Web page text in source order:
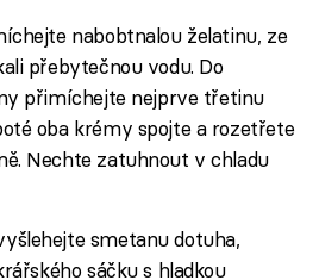
nabobtnalou želatinu, ze
přebytečnou vodu. Do
přimíchejte nejprve třetinu
oba krémy spojte a rozetřete
Nechte zatuhnout v chladu
smetanu dotuha,
sáčku s hladkou